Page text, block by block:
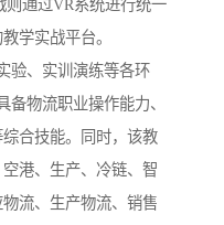
则通过VR系统进行统一
学实战平台。
验、实训演练等各环
物流职业操作能力、
合技能。同时，该教
港、生产、冷链、智
流、生产物流、销售